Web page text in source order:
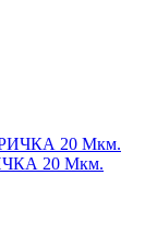
20 Мкм.